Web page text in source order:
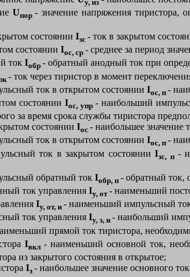
у, нз
Uпор- значение напряжения тиристора,
состоянии Iзс - ток в закрытом
состоянии Iос, ср - среднее за период
ток Iобр - обратный анодный ток при
- ток через тиристор в момент
ток в открытом состоянии Iос, п -
состоянии Iос, упр - наибольший
за время срока службы тиристора
состоянии Iос - наибольшее значение
ток в открытом состоянии Iос, п -
ток в закрытом состоянииIзс, п -
обратный ток Iобр, п - обратный ток,
ток управления Iу, от- наименьший
Iу, от, и - наименьший импульсный
ток управления Iу, з, и - наибольший
прямой ток тиристора,
Iвкл- наименьший основной ток,
из закрытого состояния в открытое;
Iз - наибольшее значение основного